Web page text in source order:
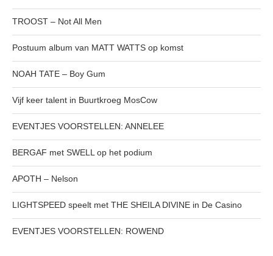
TROOST – Not All Men
Postuum album van MATT WATTS op komst
NOAH TATE – Boy Gum
Vijf keer talent in Buurtkroeg MosCow
EVENTJES VOORSTELLEN: ANNELEE
BERGAF met SWELL op het podium
APOTH – Nelson
LIGHTSPEED speelt met THE SHEILA DIVINE in De Casino
EVENTJES VOORSTELLEN: ROWEND